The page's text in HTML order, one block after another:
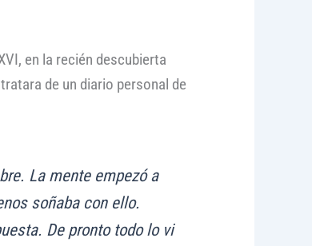
en la recién descubierta
de un diario personal de
La mente empezó a
soñaba con ello.
De pronto todo lo vi